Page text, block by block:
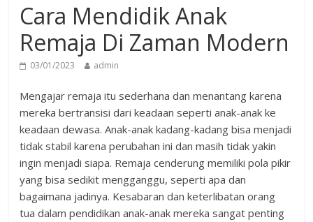
Cara Mendidik Anak
Remaja Di Zaman Modern
03/01/2023 admin
Mengajar remaja itu sederhana dan menantang karena
mereka bertransisi dari keadaan seperti anak-anak ke
keadaan dewasa. Anak-anak kadang-kadang bisa menjadi
tidak stabil karena perubahan ini dan masih tidak yakin
ingin menjadi siapa. Remaja cenderung memiliki pola pikir
yang bisa sedikit mengganggu, seperti apa dan
bagaimana jadinya. Kesabaran dan keterlibatan orang
tua dalam pendidikan anak-anak mereka sangat penting